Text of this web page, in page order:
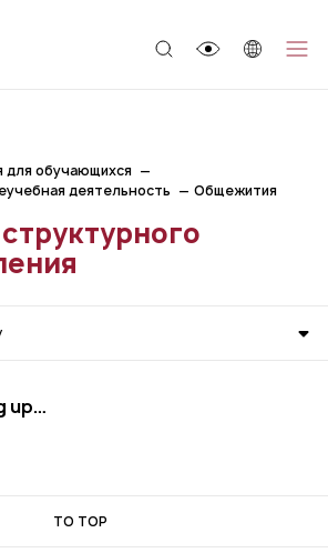
обучающихся
деятельность
Общежития
up…
TO TOP